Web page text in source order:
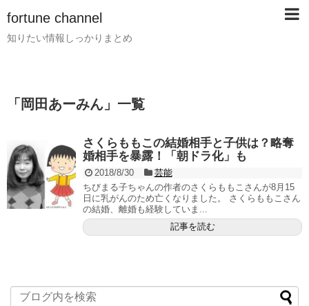
fortune channel
知りたい情報しっかりまとめ
「 岡田あーみん 」 一覧
さくらももこの結婚相手と子供は？略奪
婚相手を暴露！「朝ドラ化」も
2018/8/30
芸能
ちびまる子ちゃんの作者のさくらももこさんが8月15
日に乳がんのため亡くなりました。 さくらももこさん
の結婚、離婚も経験していま...
記事を読む